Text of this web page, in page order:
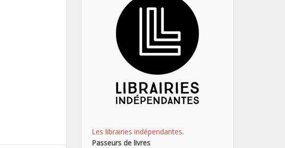
Les librairies indépendantes.
Passeurs de livres